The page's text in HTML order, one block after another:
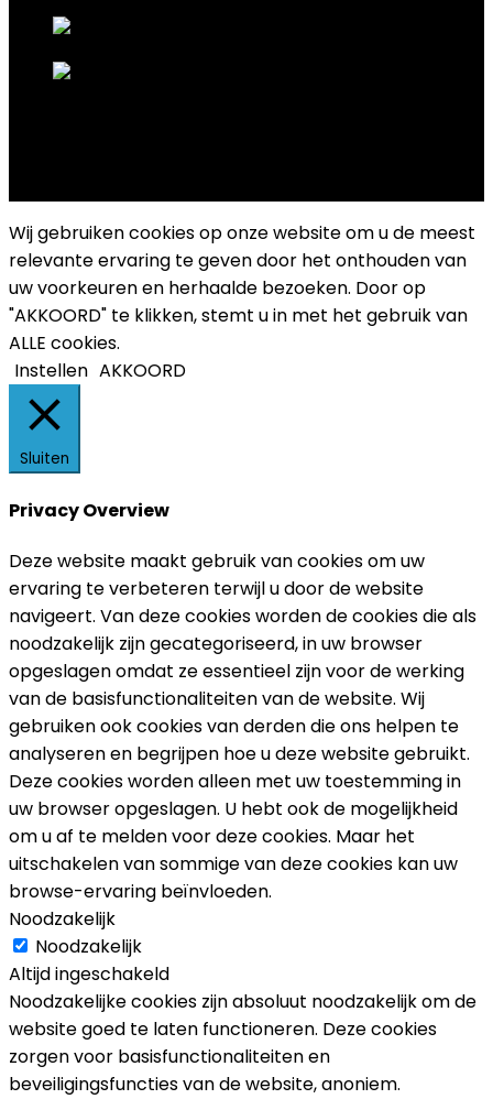
Wij gebruiken cookies op onze website om u de meest
relevante ervaring te geven door het onthouden van
uw voorkeuren en herhaalde bezoeken. Door op
"AKKOORD" te klikken, stemt u in met het gebruik van
ALLE cookies.
Instellen AKKOORD
Sluiten
Privacy Overview
Deze website maakt gebruik van cookies om uw
ervaring te verbeteren terwijl u door de website
navigeert. Van deze cookies worden de cookies die als
noodzakelijk zijn gecategoriseerd, in uw browser
opgeslagen omdat ze essentieel zijn voor de werking
van de basisfunctionaliteiten van de website. Wij
gebruiken ook cookies van derden die ons helpen te
analyseren en begrijpen hoe u deze website gebruikt.
Deze cookies worden alleen met uw toestemming in
uw browser opgeslagen. U hebt ook de mogelijkheid
om u af te melden voor deze cookies. Maar het
uitschakelen van sommige van deze cookies kan uw
browse-ervaring beïnvloeden.
Noodzakelijk
Noodzakelijk
Altijd ingeschakeld
Noodzakelijke cookies zijn absoluut noodzakelijk om de
website goed te laten functioneren. Deze cookies
zorgen voor basisfunctionaliteiten en
beveiligingsfuncties van de website, anoniem.